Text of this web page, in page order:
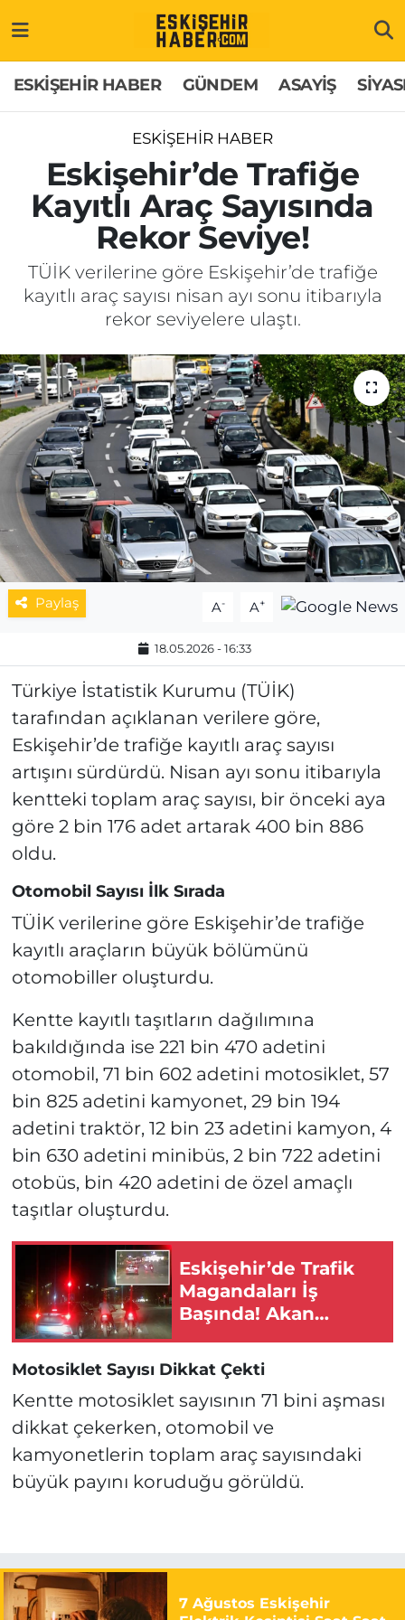
ESKİŞEHİR HABER GÜNDEM ASAYİŞ
ESKİŞEHİR HABER
Eskişehir’de Trafiğe
Kayıtlı Araç Sayısında
Rekor Seviye!
TÜİK verilerine göre Eskişehir’de trafiğe
kayıtlı araç sayısı nisan ayı sonu itibarıyla
rekor seviyelere ulaştı.
Paylaş A- A+
18.05.2026 - 16:33
Türkiye İstatistik Kurumu (TÜİK)
tarafından açıklanan verilere göre,
Eskişehir’de trafiğe kayıtlı araç sayısı
artışını sürdürdü. Nisan ayı sonu itibarıyla
kentteki toplam araç sayısı, bir önceki aya
göre 2 bin 176 adet artarak 400 bin 886
oldu.
Otomobil Sayısı İlk Sırada
TÜİK verilerine göre Eskişehir’de trafiğe
kayıtlı araçların büyük bölümünü
otomobiller oluşturdu.
Kentte kayıtlı taşıtların dağılımına
bakıldığında ise 221 bin 470 adetini
otomobil, 71 bin 602 adetini motosiklet, 57
bin 825 adetini kamyonet, 29 bin 194
adetini traktör, 12 bin 23 adetini kamyon, 4
bin 630 adetini minibüs, 2 bin 722 adetini
otobüs, bin 420 adetini de özel amaçlı
taşıtlar oluşturdu.
Eskişehir’de Trafik
Magandaları İş
Başında! Akan
Motosiklet Sayısı Dikkat Çekti
Kentte motosiklet sayısının 71 bini aşması
dikkat çekerken, otomobil ve
kamyonetlerin toplam araç sayısındaki
büyük payını koruduğu görüldü.
7 Ağustos Eskişehir
GÜNDEM
ASAYİŞ
SİYASET
EKONOMİ
SAĞLIK
SPOR
MAGAZİN
ESKİŞEHİRSPOR
Hakkımızda
İletişim
Künye
Odunpazarı Trafik Yoğunluk Haritası
Süper Lig Puan Durumu ve Fikstür
Tüm Manşetler
Son Dakika Haberleri
Haber Arşivi